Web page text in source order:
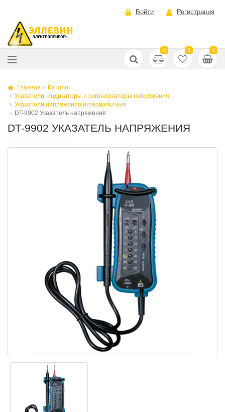
Войти Регистрация
0 0 0
Главная
Каталог
Указатели, индикаторы и сигнализаторы напряжения
Указатели напряжения низковольтные
DT-9902 Указатель напряжения
DT-9902 УКАЗАТЕЛЬ НАПРЯЖЕНИЯ